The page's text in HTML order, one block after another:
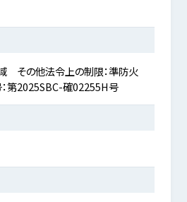
その他法令上の制限：準防火
第2025SBC-確02255H号